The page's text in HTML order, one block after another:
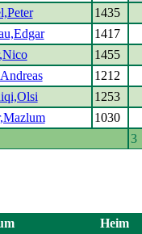
1435
1417
1455
1212
1253
1030
3
Heim